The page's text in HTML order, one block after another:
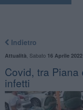
Indietro
Attualità Sabato 16 Aprile 2022
Covid, tra
infetti